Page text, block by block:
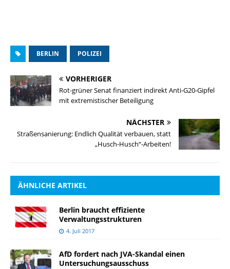
BERLIN POLIZEI
VORHERIGER
Rot-grüner Senat finanziert indirekt Anti-G20-Gipfel
mit extremistischer Beteiligung
NÄCHSTER
Straßensanierung: Endlich Qualität verbauen, statt
„Husch-Husch“-Arbeiten!
ÄHNLICHE ARTIKEL
Berlin braucht effiziente
Verwaltungsstrukturen
4. Juli 2017
AfD fordert nach JVA-Skandal einen
Untersuchungsausschuss